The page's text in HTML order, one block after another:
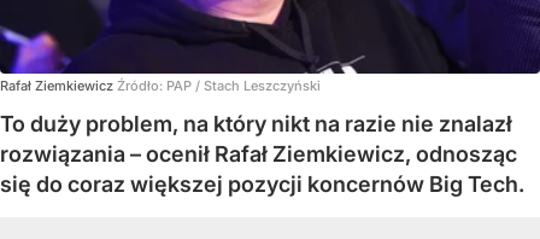
Rafał Ziemkiewicz Źródło: PAP / Stach Leszczyński
To duży problem, na który nikt na razie nie znalazł
rozwiązania – ocenił Rafał Ziemkiewicz, odnosząc
się do coraz większej pozycji koncernów Big Tech.